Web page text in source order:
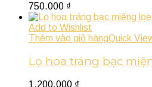
750.000 ₫
Add to Wishlist
Thêm vào giỏ hàngQuick
Lọ hoa tráng bạc
1.200.000 ₫